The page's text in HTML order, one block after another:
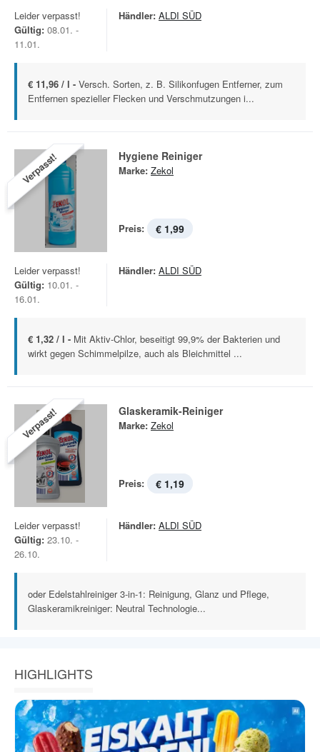
Leider verpasst!
Gültig: 08.01. -
11.01.
Händler: ALDI SÜD
€ 11,96 / l - Versch. Sorten, z. B. Silikonfugen Entferner, zum
Entfernen spezieller Flecken und Verschmutzungen i...
Verpasst! Hygiene Reiniger
Marke: Zekol
Preis: € 1,99
Leider verpasst!
Gültig: 10.01. -
16.01.
Händler: ALDI SÜD
€ 1,32 / l - Mit Aktiv-Chlor, beseitigt 99,9% der Bakterien und
wirkt gegen Schimmelpilze, auch als Bleichmittel ...
Verpasst! Glaskeramik-Reiniger
Marke: Zekol
Preis: € 1,19
Leider verpasst!
Gültig: 23.10. -
26.10.
Händler: ALDI SÜD
oder Edelstahlreiniger 3-in-1: Reinigung, Glanz und Pflege,
Glaskeramikreiniger: Neutral Technologie...
HIGHLIGHTS